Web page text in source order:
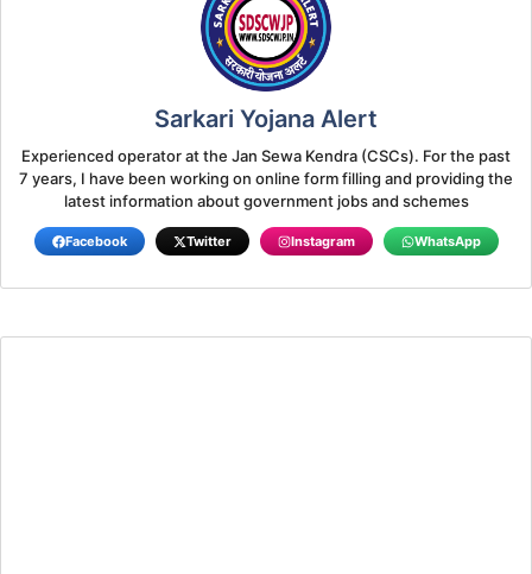
Sarkari Yojana Alert
Experienced operator at the Jan Sewa Kendra (CSCs). For the past
7 years, I have been working on online form filling and providing the
latest information about government jobs and schemes
Facebook Twitter Instagram WhatsApp